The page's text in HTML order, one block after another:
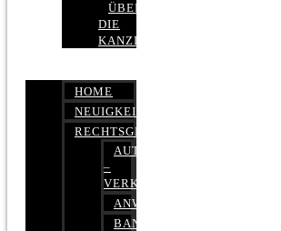
ÜBER
DIE
KANZLEI
HOME
NEUIGKEITEN
RECHTSGEBIETE
AUTOBETRUG
–
VERKEHRSRECHT
ANWALTSHAFTUNGSRECHT
BANK-